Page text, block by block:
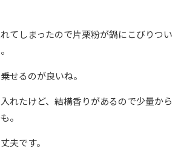
てしまったので片栗粉が鍋にこびりつい
せるのが良いね。
れたけど、結構香りがあるので少量から
。
夫です。